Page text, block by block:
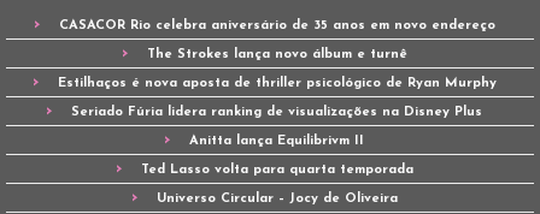
CASACOR Rio celebra aniversário de 35 anos em novo endereço
The Strokes lança novo álbum e turnê
Estilhaços é nova aposta de thriller psicológico de Ryan Murphy
Seriado Fúria lidera ranking de visualizações na Disney Plus
Anitta lança Equilibrivm II
Ted Lasso volta para quarta temporada
Universo Circular – Jocy de Oliveira